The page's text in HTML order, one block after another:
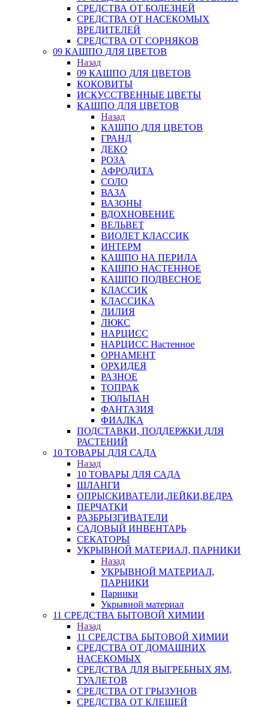
СРЕДСТВА ОТ БОЛЕЗНЕЙ
СРЕДСТВА ОТ НАСЕКОМЫХ
ВРЕДИТЕЛЕЙ
СРЕДСТВА ОТ СОРНЯКОВ
09 КАШПО ДЛЯ ЦВЕТОВ
Назад
09 КАШПО ДЛЯ ЦВЕТОВ
КОКОВИТЫ
ИСКУССТВЕННЫЕ ЦВЕТЫ
КАШПО ДЛЯ ЦВЕТОВ
Назад
КАШПО ДЛЯ ЦВЕТОВ
ГРАНД
ДЕКО
РОЗА
АФРОДИТА
СОЛО
ВАЗА
ВАЗОНЫ
ВДОХНОВЕНИЕ
ВЕЛЬВЕТ
ВИОЛЕТ КЛАССИК
ИНТЕРМ
КАШПО НА ПЕРИЛА
КАШПО НАСТЕННОЕ
КАШПО ПОДВЕСНОЕ
КЛАССИК
КЛАССИКА
ЛИЛИЯ
ЛЮКС
НАРЦИСС
НАРЦИСС Настенное
ОРНАМЕНТ
ОРХИДЕЯ
РАЗНОЕ
ТОПРАК
ТЮЛЬПАН
ФАНТАЗИЯ
ФИАЛКА
ПОДСТАВКИ, ПОДДЕРЖКИ ДЛЯ
РАСТЕНИЙ
10 ТОВАРЫ ДЛЯ САДА
Назад
10 ТОВАРЫ ДЛЯ САДА
ШЛАНГИ
ОПРЫСКИВАТЕЛИ,ЛЕЙКИ,ВЕДРА
ПЕРЧАТКИ
РАЗБРЫЗГИВАТЕЛИ
САДОВЫЙ ИНВЕНТАРЬ
СЕКАТОРЫ
УКРЫВНОЙ МАТЕРИАЛ, ПАРНИКИ
Назад
УКРЫВНОЙ МАТЕРИАЛ,
ПАРНИКИ
Парники
Укрывной материал
11 СРЕДСТВА БЫТОВОЙ ХИМИИ
Назад
11 СРЕДСТВА БЫТОВОЙ ХИМИИ
СРЕДСТВА ОТ ДОМАШНИХ
НАСЕКОМЫХ
СРЕДСТВА ДЛЯ ВЫГРЕБНЫХ ЯМ,
ТУАЛЕТОВ
СРЕДСТВА ОТ ГРЫЗУНОВ
СРЕДСТВА ОТ КЛЕЩЕЙ